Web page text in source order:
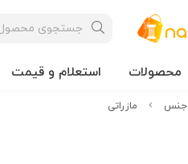
محصولات استعلام و قیمت
جنس مازراتی